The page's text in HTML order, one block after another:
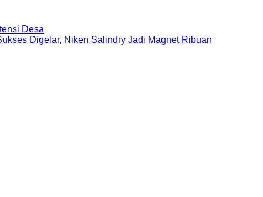
Desa
Digelar, Niken Salindry Jadi Magnet Ribuan